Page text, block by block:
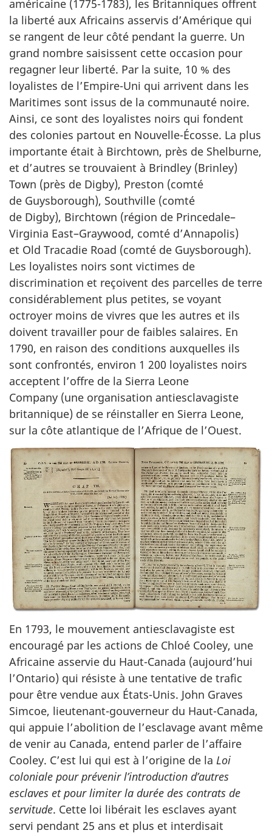
américaine (1775-1783), les Britanniques offrent
la liberté aux Africains asservis d’Amérique qui
se rangent de leur côté pendant la guerre. Un
grand nombre saisissent cette occasion pour
regagner leur liberté. Par la suite, 10 % des
loyalistes de l’Empire-Uni qui arrivent dans les
Maritimes sont issus de la communauté noire.
Ainsi, ce sont des loyalistes noirs qui fondent
des colonies partout en Nouvelle-Écosse. La plus
importante était à Birchtown, près de Shelburne,
et d’autres se trouvaient à Brindley (Brinley)
Town (près de Digby), Preston (comté
de Guysborough), Southville (comté
de Digby), Birchtown (région de Princedale–
Virginia East–Graywood, comté d’Annapolis)
et Old Tracadie Road (comté de Guysborough).
Les loyalistes noirs sont victimes de
discrimination et reçoivent des parcelles de terre
considérablement plus petites, se voyant
octroyer moins de vivres que les autres et ils
doivent travailler pour de faibles salaires. En
1790, en raison des conditions auxquelles ils
sont confrontés, environ 1 200 loyalistes noirs
acceptent l’offre de la Sierra Leone
Company (une organisation antiesclavagiste
britannique) de se réinstaller en Sierra Leone,
sur la côte atlantique de l’Afrique de l’Ouest.
En 1793, le mouvement antiesclavagiste est
encouragé par les actions de Chloé Cooley, une
Africaine asservie du Haut-Canada (aujourd’hui
l’Ontario) qui résiste à une tentative de trafic
pour être vendue aux États-Unis. John Graves
Simcoe, lieutenant-gouverneur du Haut-Canada,
qui appuie l’abolition de l’esclavage avant même
de venir au Canada, entend parler de l’affaire
Cooley. C’est lui qui est à l’origine de la Loi
coloniale pour prévenir l’introduction d’autres
esclaves et pour limiter la durée des contrats de
servitude. Cette loi libérait les esclaves ayant
servi pendant 25 ans et plus et interdisait